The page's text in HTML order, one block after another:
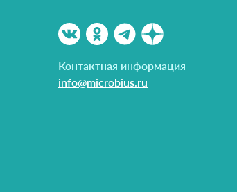
Контактная информация
info@microbius.ru